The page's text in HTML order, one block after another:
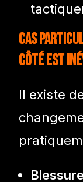
Cas
côté est
Il existe